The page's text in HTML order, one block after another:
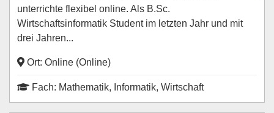
unterrichte flexibel online. Als B.Sc.
Wirtschaftsinformatik Student im letzten Jahr und mit
drei Jahren...
Ort: Online (Online)
Fach: Mathematik, Informatik, Wirtschaft